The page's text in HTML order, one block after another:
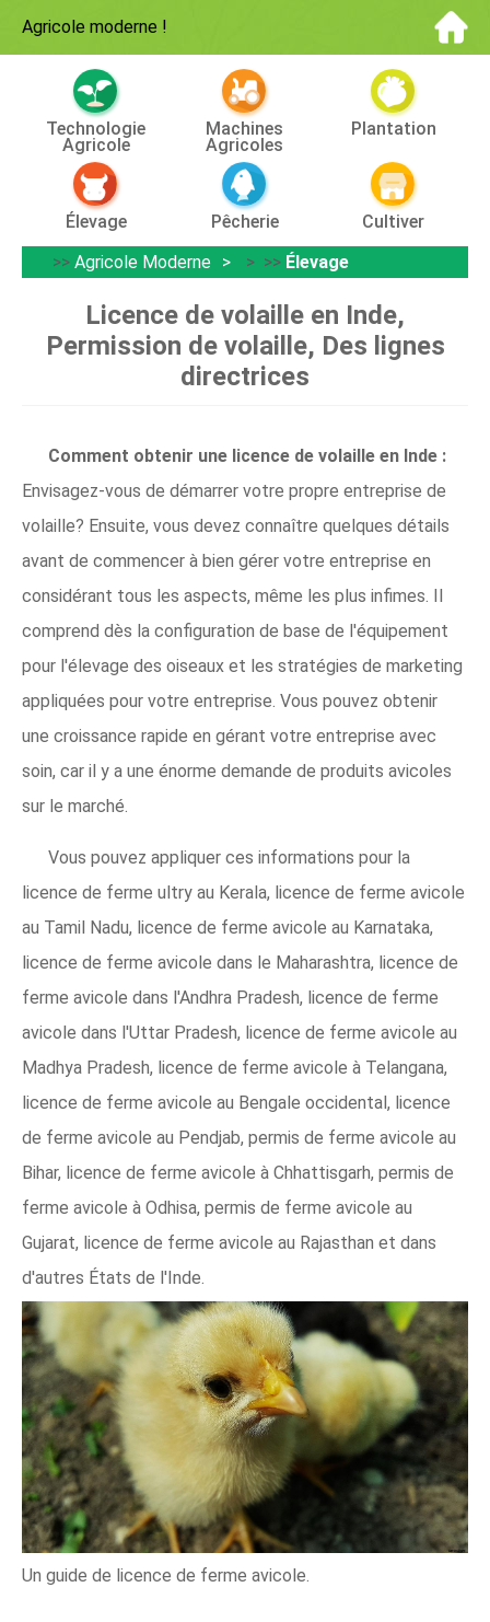
Agricole moderne !
Technologie
Agricole
Machines
Agricoles
Plantation
Élevage Pêcherie
Cultiver
>> Agricole Moderne > >> Élevage
Licence de volaille en Inde,
Permission de volaille, Des lignes
directrices
Comment obtenir une licence de volaille en Inde :
Envisagez-vous de démarrer votre propre entreprise de
volaille? Ensuite, vous devez connaître quelques détails
avant de commencer à bien gérer votre entreprise en
considérant tous les aspects, même les plus infimes. Il
comprend dès la configuration de base de l'équipement
pour l'élevage des oiseaux et les stratégies de marketing
appliquées pour votre entreprise. Vous pouvez obtenir
une croissance rapide en gérant votre entreprise avec
soin, car il y a une énorme demande de produits avicoles
sur le marché.
Vous pouvez appliquer ces informations pour la
licence de ferme ultry au Kerala, licence de ferme avicole
au Tamil Nadu, licence de ferme avicole au Karnataka,
licence de ferme avicole dans le Maharashtra, licence de
ferme avicole dans l'Andhra Pradesh, licence de ferme
avicole dans l'Uttar Pradesh, licence de ferme avicole au
Madhya Pradesh, licence de ferme avicole à Telangana,
licence de ferme avicole au Bengale occidental, licence
de ferme avicole au Pendjab, permis de ferme avicole au
Bihar, licence de ferme avicole à Chhattisgarh, permis de
ferme avicole à Odhisa, permis de ferme avicole au
Gujarat, licence de ferme avicole au Rajasthan et dans
d'autres États de l'Inde.
Un guide de licence de ferme avicole.